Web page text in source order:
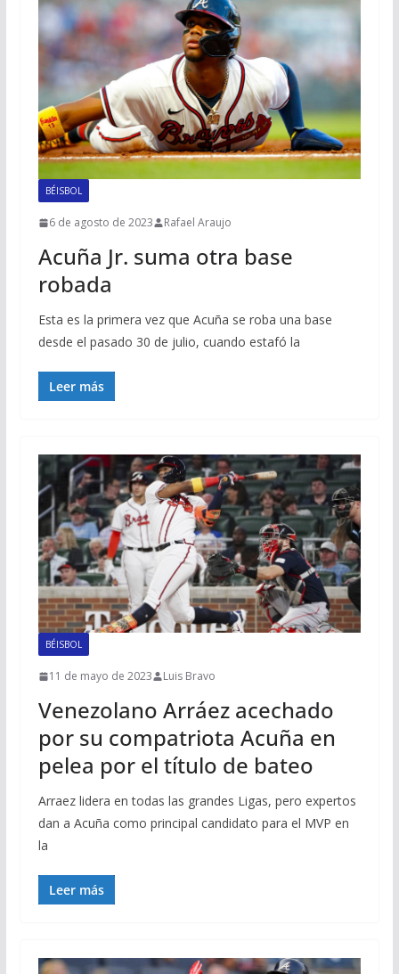
BÉISBOL
6 de agosto de 2023 Rafael Araujo
Acuña Jr. suma otra base
robada
Esta es la primera vez que Acuña se roba una base
desde el pasado 30 de julio, cuando estafó la
Leer más
BÉISBOL
11 de mayo de 2023 Luis Bravo
Venezolano Arráez acechado
por su compatriota Acuña en
pelea por el título de bateo
Arraez lidera en todas las grandes Ligas, pero expertos
dan a Acuña como principal candidato para el MVP en
la
Leer más